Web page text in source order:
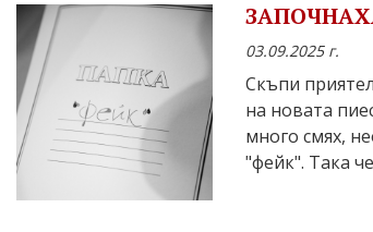
03.09.2025 г.
Скъпи
на новата
много смях,
"фейк". Така